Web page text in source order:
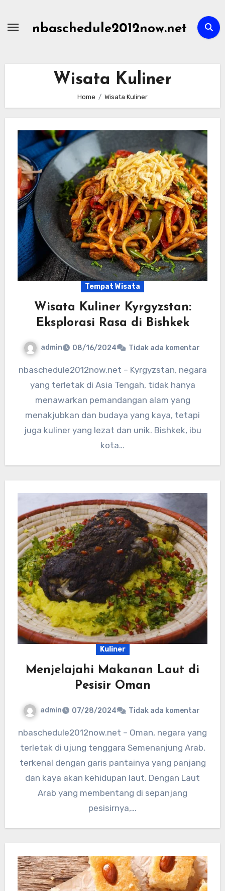
nbaschedule2012now.net
Wisata Kuliner
Home Wisata Kuliner
Tempat Wisata
Wisata Kuliner Kyrgyzstan:
Eksplorasi Rasa di Bishkek
admin 08/16/2024 Tidak ada komentar
nbaschedule2012now.net – Kyrgyzstan, negara
yang terletak di Asia Tengah, tidak hanya
menawarkan pemandangan alam yang
menakjubkan dan budaya yang kaya, tetapi
juga kuliner yang lezat dan unik. Bishkek, ibu
kota…
Kuliner
Menjelajahi Makanan Laut di
Pesisir Oman
admin 07/28/2024 Tidak ada komentar
nbaschedule2012now.net – Oman, negara yang
terletak di ujung tenggara Semenanjung Arab,
terkenal dengan garis pantainya yang panjang
dan kaya akan kehidupan laut. Dengan Laut
Arab yang membentang di sepanjang
pesisirnya,…